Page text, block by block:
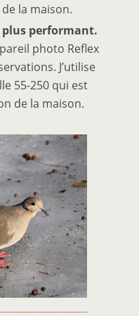
la maison.
performant.
photo Reflex
J’utilise
55-250 qui est
de la maison.